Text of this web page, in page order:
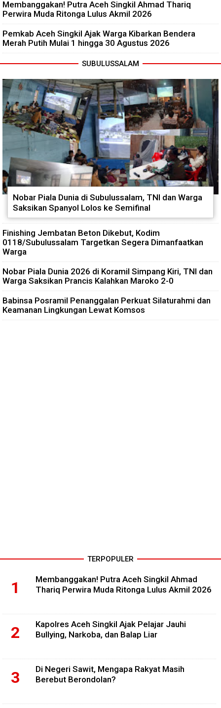
Membanggakan! Putra Aceh Singkil Ahmad Thariq
Perwira Muda Ritonga Lulus Akmil 2026
Pemkab Aceh Singkil Ajak Warga Kibarkan Bendera
Merah Putih Mulai 1 hingga 30 Agustus 2026
SUBULUSSALAM
Nobar Piala Dunia di Subulussalam, TNI dan Warga
Saksikan Spanyol Lolos ke Semifinal
Finishing Jembatan Beton Dikebut, Kodim
0118/Subulussalam Targetkan Segera Dimanfaatkan
Warga
Nobar Piala Dunia 2026 di Koramil Simpang Kiri, TNI dan
Warga Saksikan Prancis Kalahkan Maroko 2-0
Babinsa Posramil Penanggalan Perkuat Silaturahmi dan
Keamanan Lingkungan Lewat Komsos
TERPOPULER
Membanggakan! Putra Aceh Singkil Ahmad
Thariq Perwira Muda Ritonga Lulus Akmil 2026
Kapolres Aceh Singkil Ajak Pelajar Jauhi
Bullying, Narkoba, dan Balap Liar
Di Negeri Sawit, Mengapa Rakyat Masih
Berebut Berondolan?